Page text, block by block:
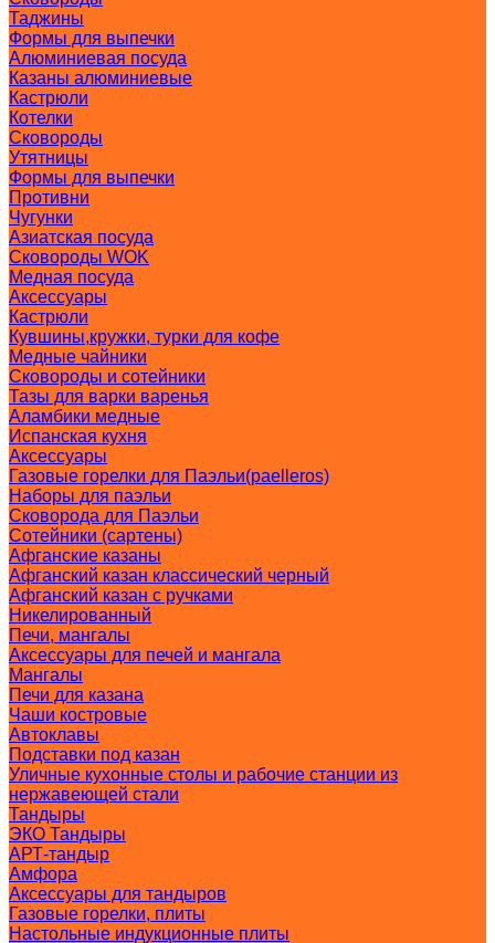
Таджины
Формы для выпечки
Алюминиевая посуда
Казаны алюминиевые
Кастрюли
Котелки
Сковороды
Утятницы
Формы для выпечки
Противни
Чугунки
Азиатская посуда
Сковороды WOK
Медная посуда
Аксессуары
Кастрюли
Кувшины,кружки, турки для кофе
Медные чайники
Сковороды и сотейники
Тазы для варки варенья
Аламбики медные
Испанская кухня
Аксессуары
Газовые горелки для Паэльи(paelleros)
Наборы для паэльи
Сковорода для Паэльи
Сотейники (сартены)
Афганские казаны
Афганский казан классический черный
Афганский казан с ручками
Никелированный
Печи, мангалы
Аксессуары для печей и мангала
Мангалы
Печи для казана
Чаши костровые
Автоклавы
Подставки под казан
Уличные кухонные столы и рабочие станции из
нержавеющей стали
Тандыры
ЭКО Тандыры
АРТ-тандыр
Амфора
Аксессуары для тандыров
Газовые горелки, плиты
Настольные индукционные плиты